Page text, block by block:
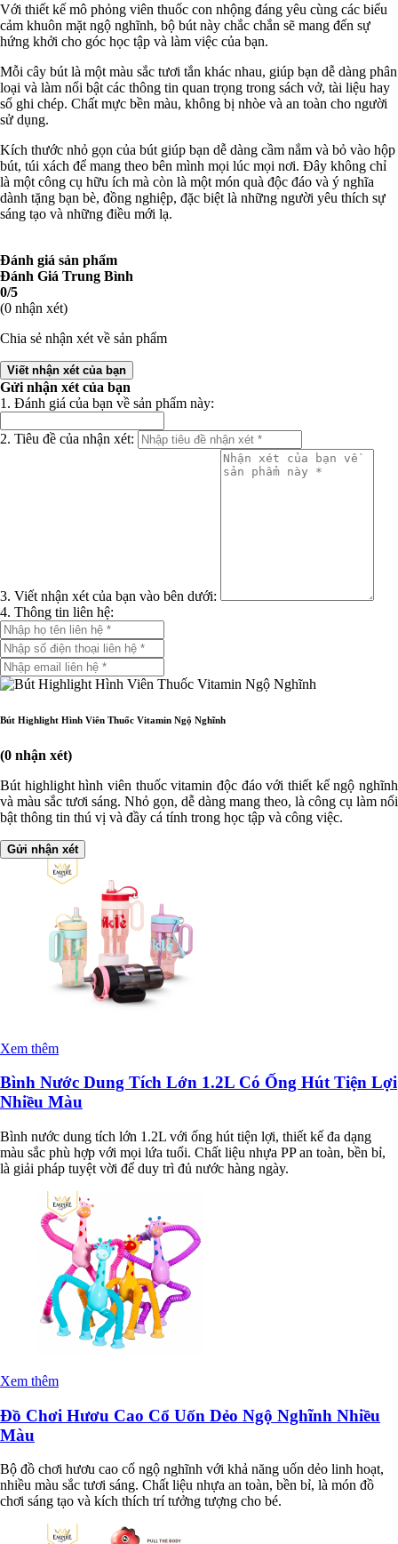
Với thiết kế mô phỏng viên thuốc con nhộng đáng yêu cùng các biểu
cảm khuôn mặt ngộ nghĩnh, bộ bút này chắc chắn sẽ mang đến sự
hứng khởi cho góc học tập và làm việc của bạn.
Mỗi cây bút là một màu sắc tươi tắn khác nhau, giúp bạn dễ dàng phân
loại và làm nổi bật các thông tin quan trọng trong sách vở, tài liệu hay
sổ ghi chép. Chất mực bền màu, không bị nhòe và an toàn cho người
sử dụng.
Kích thước nhỏ gọn của bút giúp bạn dễ dàng cầm nắm và bỏ vào hộp
bút, túi xách để mang theo bên mình mọi lúc mọi nơi. Đây không chỉ
là một công cụ hữu ích mà còn là một món quà độc đáo và ý nghĩa
dành tặng bạn bè, đồng nghiệp, đặc biệt là những người yêu thích sự
sáng tạo và những điều mới lạ.
Đánh giá sản phẩm
Đánh Giá Trung Bình
0/5
(0 nhận xét)
Chia sẻ nhận xét về sản phẩm
Viết nhận xét của bạn
Gửi nhận xét của bạn
1. Đánh giá của bạn về sản phẩm này:
2. Tiêu đề của nhận xét:
3. Viết nhận xét của bạn vào bên dưới:
4. Thông tin liên hệ:
Bút Highlight Hình Viên Thuốc Vitamin Ngộ Nghĩnh
(0 nhận xét)
Bút highlight hình viên thuốc vitamin độc đáo với thiết kế ngộ nghĩnh
và màu sắc tươi sáng. Nhỏ gọn, dễ dàng mang theo, là công cụ làm nổi
bật thông tin thú vị và đầy cá tính trong học tập và công việc.
Gửi nhận xét
Xem thêm
Bình Nước Dung Tích Lớn 1.2L Có Ống Hút Tiện Lợi
Nhiều Màu
Bình nước dung tích lớn 1.2L với ống hút tiện lợi, thiết kế đa dạng
màu sắc phù hợp với mọi lứa tuổi. Chất liệu nhựa PP an toàn, bền bỉ,
là giải pháp tuyệt vời để duy trì đủ nước hàng ngày.
Xem thêm
Đồ Chơi Hươu Cao Cổ Uốn Dẻo Ngộ Nghĩnh Nhiều
Màu
Bộ đồ chơi hươu cao cổ ngộ nghĩnh với khả năng uốn dẻo linh hoạt,
nhiều màu sắc tươi sáng. Chất liệu nhựa an toàn, bền bỉ, là món đồ
chơi sáng tạo và kích thích trí tưởng tượng cho bé.